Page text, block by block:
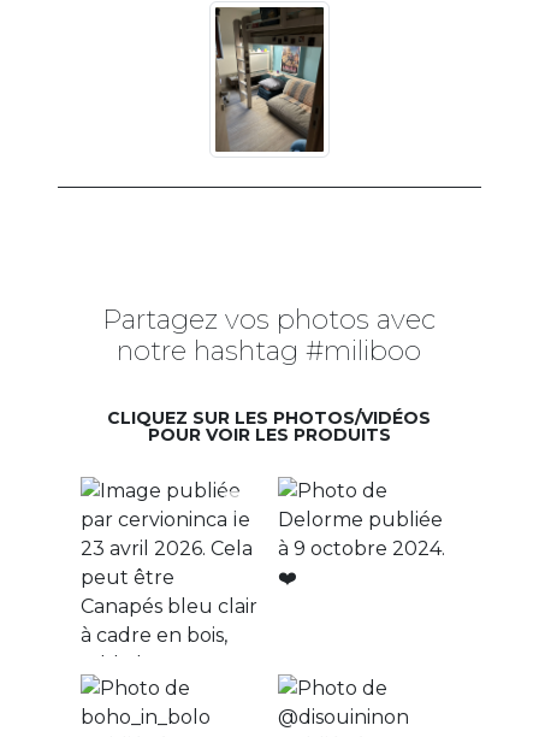
Partagez vos photos avec
notre hashtag #miliboo
CLIQUEZ SUR LES PHOTOS/VIDÉOS
POUR VOIR LES PRODUITS